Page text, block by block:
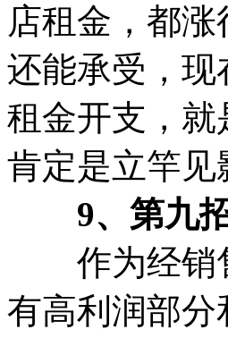
店租金，都
还能承受，
租金开支，
肯定是立竿见
9、第九招
作为经销售
有高利润部